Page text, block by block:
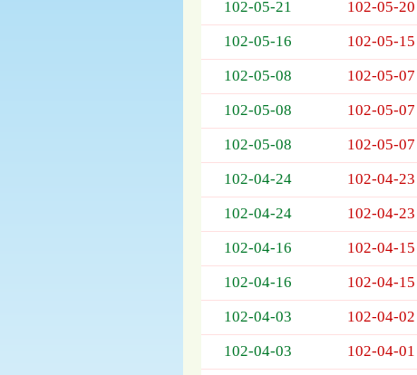
為：
期、
標
102-05-21 102-05-20
102-05-16 102-05-15
102-05-08 102-05-07
102-05-08 102-05-07
102-05-08 102-05-07
102-04-24 102-04-23
102-04-24 102-04-23
102-04-16 102-04-15
102-04-16 102-04-15
102-04-03 102-04-02
102-04-03 102-04-01